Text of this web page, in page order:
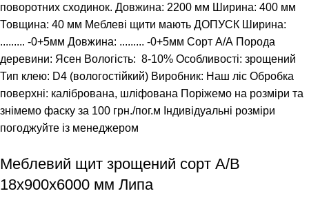
поворотних сходинок. Довжина: 2200 мм Ширина: 400 мм
Товщина: 40 мм Меблеві щити мають ДОПУСК Ширина:
......... -0+5мм Довжина: ......... -0+5мм Сорт А/А Порода
деревини: Ясен Вологість: 8-10% Особливості: зрощений
Тип клею: D4 (вологостійкий) Виробник: Наш ліс Обробка
поверхні: калібрована, шліфована Поріжемо на розміри та
знімемо фаску за 100 грн./пог.м Індивідуальні розміри
погоджуйте із менеджером
Меблевий щит зрощений сорт А/В
18х900х6000 мм Липа